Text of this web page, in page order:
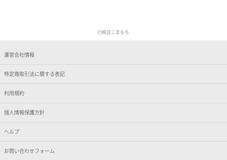
Ⓒ桃豆こまもち
運営会社情報
特定商取引法に関する表記
利用規約
個人情報保護方針
ヘルプ
お問い合わせフォーム